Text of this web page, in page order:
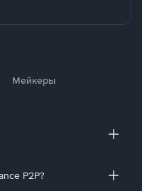
Мейкеры
P2P?